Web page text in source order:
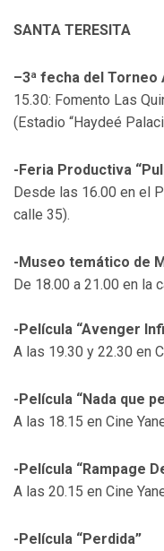
SANTA TERESITA
–3ª fecha del
15.30: Fomento Las
(Estadio “Haydeé
-Feria Productiva
Desde las 16.00 en el
calle 35).
-Museo temático de
De 18.00 a 21.00 en la
-Película “Avenger
A las 19.30 y 22.30 en
-Película “Nada que
A las 18.15 en Cine
-Película “Rampage
A las 20.15 en Cine
-Película “Perdida”